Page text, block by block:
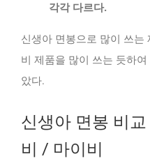
각각 다르다.
신생아 면봉으로 많이 쓰는
비 제품을 많이 쓰는 듯하
았다.
신생아 면봉 비
비 / 마이비